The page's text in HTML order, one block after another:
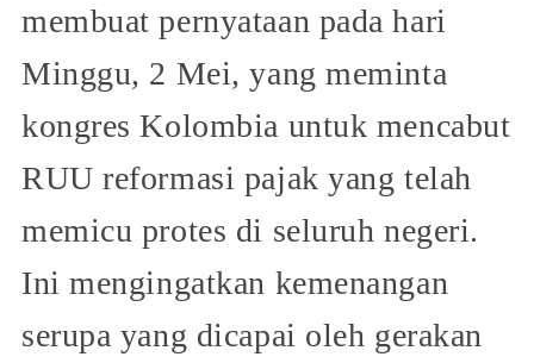
membuat pernyataan pada hari
Minggu, 2 Mei, yang meminta
kongres Kolombia untuk mencabut
RUU reformasi pajak yang telah
memicu protes di seluruh negeri.
Ini mengingatkan kemenangan
serupa yang dicapai oleh gerakan